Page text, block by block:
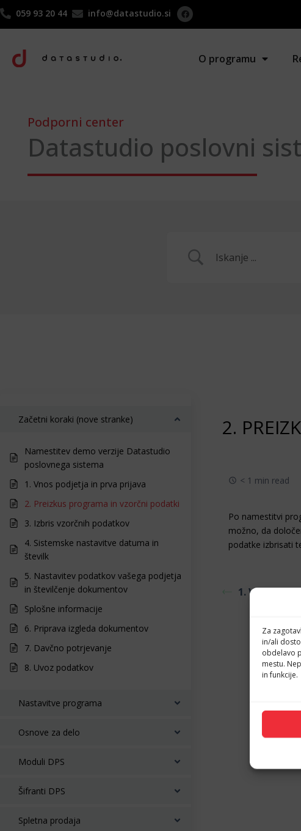
Za
in/ali
obdelavo
mestu.
in funkcije.
Skip
to
059 93 20 44 info@datastudio.si a
c
e
O programu
Podporni center
Datastudio poslovni
Začetni koraki (nove stranke)
Namestitev demo verzije Datastudio
poslovnega sistema
1. Vnos podjetja in prva prijava
2. Preizkus programa in vzorčni podatki
3. Izbris vzorčnih podatkov
4. Sistemske nastavitve datuma in
številk
5. Nastavitev podatkov vašega podjetja
in številčenje dokumentov
Splošne informacije
6. Priprava izgleda dokumentov
7. Davčno potrjevanje
8. Uvoz podatkov
Nastavitve programa
Osnove za delo
Moduli DPS
Šifranti DPS
Spletna prodaja
2.
< 1 min read
Po namestitvi
možno, da
podatke izbrisati
1. Vnos